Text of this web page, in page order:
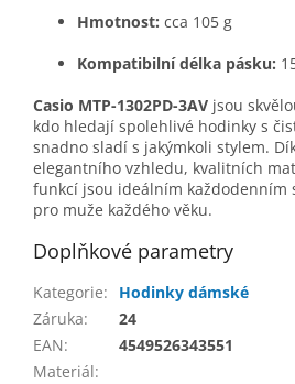
Hmotnost: cca 105 g
Kompatibilní délka pásku:
Casio MTP-1302PD-3AV jsou
kdo hledají spolehlivé hodinky s
snadno sladí s jakýmkoli stylem.
elegantního vzhledu, kvalitních
funkcí jsou ideálním každodenním
pro muže každého věku.
Doplňkové parametry
Kategorie:
Hodinky dámské
Záruka:
24
EAN:
4549526343551
Materiál: